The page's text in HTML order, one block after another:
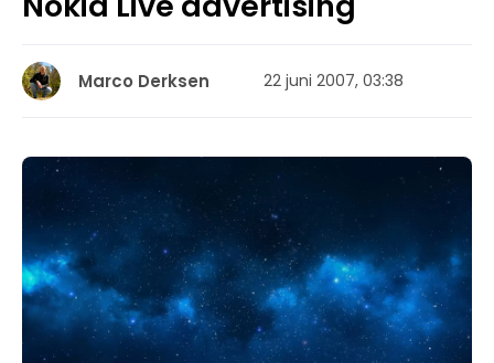
Marco Derksen 22 juni 2007, 03:38